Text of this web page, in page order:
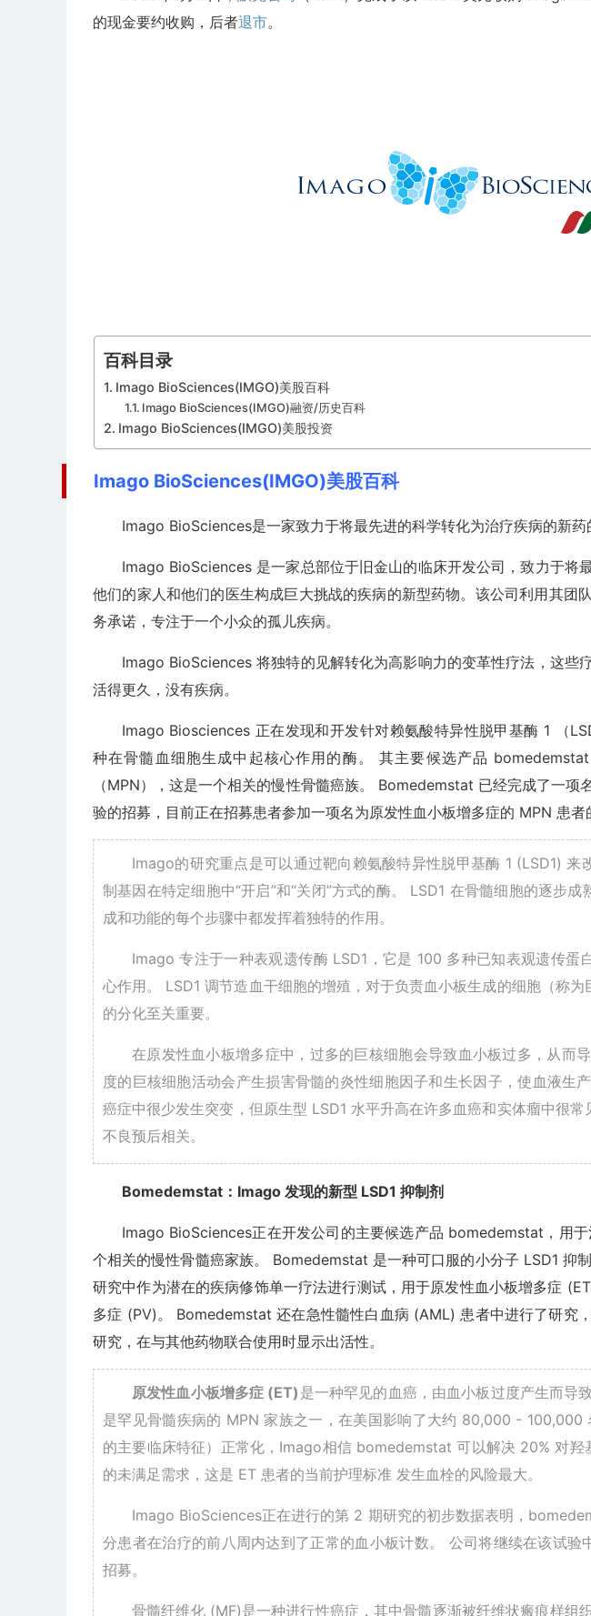
的现金要约收购，后者退市。
百科目录
Imago BioSciences(IMGO)美股百科
Imago BioSciences(IMGO)融资/历史百科
Imago BioSciences(IMGO)美股投资
Imago BioSciences(IMGO)美股百科
Imago BioSciences是一家致力于将最先进的科学转化为治疗疾病的新药
Imago BioSciences 是一家总部位于旧金山的临床开发公司，致力于将
他们的家人和他们的医生构成巨大挑战的疾病的新型药物。该公司利用其团
务承诺，专注于一个小众的孤儿疾病。
Imago BioSciences 将独特的见解转化为高影响力的变革性疗法，这些
活得更久，没有疾病。
Imago Biosciences 正在发现和开发针对赖氨酸特异性脱甲基酶 1 （
种在骨髓血细胞生成中起核心作用的酶。 其主要候选产品
（MPN），这是一个相关的慢性骨髓癌族。 Bomedemstat 已经完成了一项
验的招募，目前正在招募患者参加一项名为原发性血小板增多症的 MPN 患者
Imago的研究重点是可以通过靶向赖氨酸特异性脱甲基酶 1 (LSD1) 来
制基因在特定细胞中“开启”和“关闭”方式的酶。 LSD1 在骨髓细胞的逐步
成和功能的每个步骤中都发挥着独特的作用。
Imago 专注于一种表观遗传酶 LSD1，它是 100 多种已知表观遗传蛋
心作用。 LSD1 调节造血干细胞的增殖，对于负责血小板生成的细胞（称
的分化至关重要。
在原发性血小板增多症中，过多的巨核细胞会导致血小板过多，从而
度的巨核细胞活动会产生损害骨髓的炎性细胞因子和生长因子，使血液生
癌症中很少发生突变，但原生型 LSD1 水平升高在许多血癌和实体瘤中很
不良预后相关。
Bomedemstat：Imago 发现的新型 LSD1 抑制剂
Imago BioSciences正在开发公司的主要候选产品 bomedemstat，用
个相关的慢性骨髓癌家族。 Bomedemstat 是一种可口服的小分子 LSD1 抑
研究中作为潜在的疾病修饰单一疗法进行测试，用于原发性血小板增多症
多症 (PV)。 Bomedemstat 还在急性髓性白血病 (AML) 患者中进行了研究
研究，在与其他药物联合使用时显示出活性。
原发性血小板增多症 (ET) 是一种罕见的血癌，由血小板过度产生而导
是罕见骨髓疾病的 MPN 家族之一，在美国影响了大约 80,000 - 100,000
的主要临床特征）正常化，Imago相信 bomedemstat 可以解决 20% 对羟
的未满足需求，这是 ET 患者的当前护理标准 发生血栓的风险最大。
Imago BioSciences正在进行的第 2 期研究的初步数据表明，
分患者在治疗的前八周内达到了正常的血小板计数。 公司将继续在该试
招募。
骨髓纤维化 (MF)是一种进行性癌症，其中骨髓逐渐被纤维状瘢痕样组